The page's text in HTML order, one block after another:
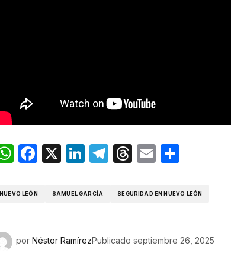
WhatsApp
Facebook
X LinkedIn
Telegram
Threads
Email
NUEVO LEÓN SAMUEL GARCÍA SEGURIDAD EN NUEVO LEÓN
por Néstor RamírezPublicado septiembre 26, 2025